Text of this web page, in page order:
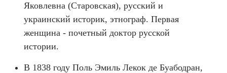
Яковлевна (Старовская), русский и
украинский историк, этнограф. Первая
женщина - почетный доктор русской
истории.
В 1838 году Поль Эмиль Лекок де Буабодран,